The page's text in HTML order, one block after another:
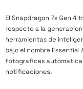
El Snapdragon 7s Gen
respecto a la
herramientas de
bajo el nombre
fotograficas
notificaciones.